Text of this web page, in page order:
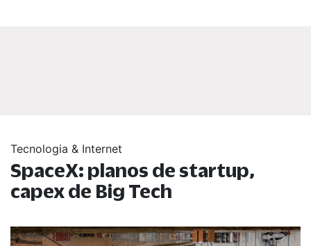
Tecnologia & Internet
SpaceX: planos de startup,
capex de Big Tech